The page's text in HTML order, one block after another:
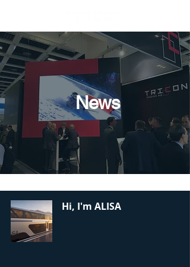
News
Hi, I'm ALISA